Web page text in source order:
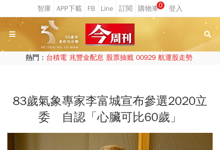
0
熱門： 台積電 兆豐金配息 股票抽籤 00929 航運股走勢
83歲氣象專家李富城宣布參選2020立
委 自認「心臟可比60歲」